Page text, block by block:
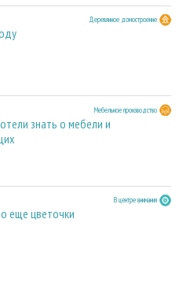
Деревянное домостроение
Мебельное производство
знать о мебели и
В центре внимания
еще цветочки